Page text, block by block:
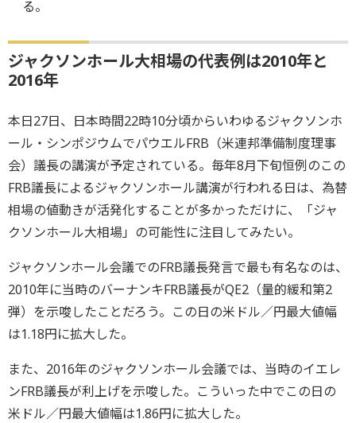
る。
ジャクソンホール大相場の代表例は2010年と
2016年
本日27日、日本時間22時10分頃からいわゆるジャクソンホ
ール・シンポジウムでパウエルFRB（米連邦準備制度理事
会）議長の講演が予定されている。毎年8月下旬恒例のこの
FRB議長によるジャクソンホール講演が行われる日は、為替
相場の値動きが活発化することが多かっただけに、「ジャ
クソンホール大相場」の可能性に注目してみたい。
ジャクソンホール会議でのFRB議長発言で最も有名なのは、
2010年に当時のバーナンキFRB議長がQE2（量的緩和第2
弾）を示唆したことだろう。この日の米ドル／円最大値幅
は1.18円に拡大した。
また、2016年のジャクソンホール会議では、当時のイエレ
ンFRB議長が利上げを示唆した。こういった中でこの日の
米ドル／円最大値幅は1.86円に拡大した。